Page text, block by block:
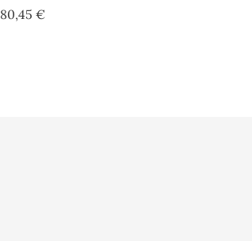
80,45 €Prix